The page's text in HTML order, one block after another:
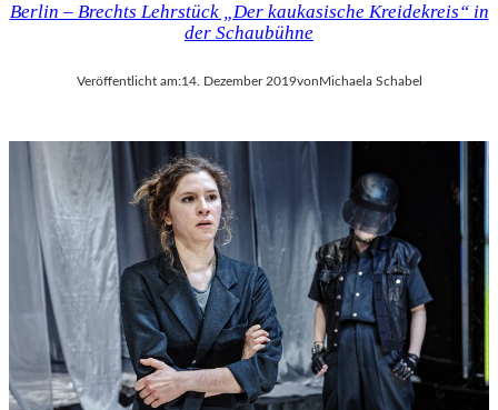
Berlin – Brechts Lehrstück „Der kaukasische Kreidekreis“ in
der Schaubühne
Veröffentlicht am:14. Dezember 2019von Michaela Schabel